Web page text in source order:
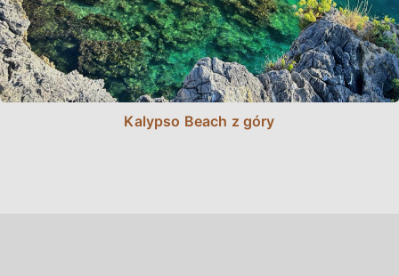
Kalypso Beach z góry